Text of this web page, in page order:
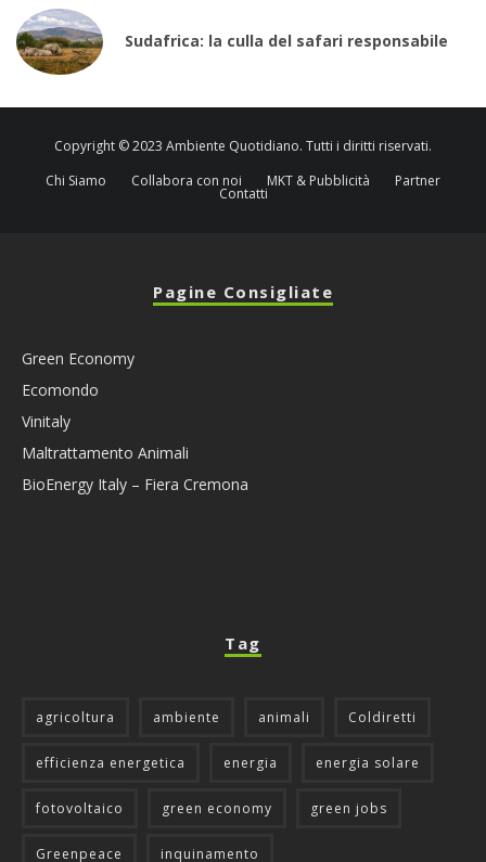
Sudafrica: la culla del safari responsabile
Copyright © 2023 Ambiente Quotidiano. Tutti i diritti riservati.
Chi Siamo
Collabora con noi MKT & Pubblicità Partner
Contatti
Pagine Consigliate
Green Economy
Ecomondo
Vinitaly
Maltrattamento Animali
BioEnergy Italy – Fiera Cremona
Tag
agricoltura ambiente animali Coldiretti
efficienza energetica energia energia solare
fotovoltaico green economy green jobs
Greenpeace inquinamento